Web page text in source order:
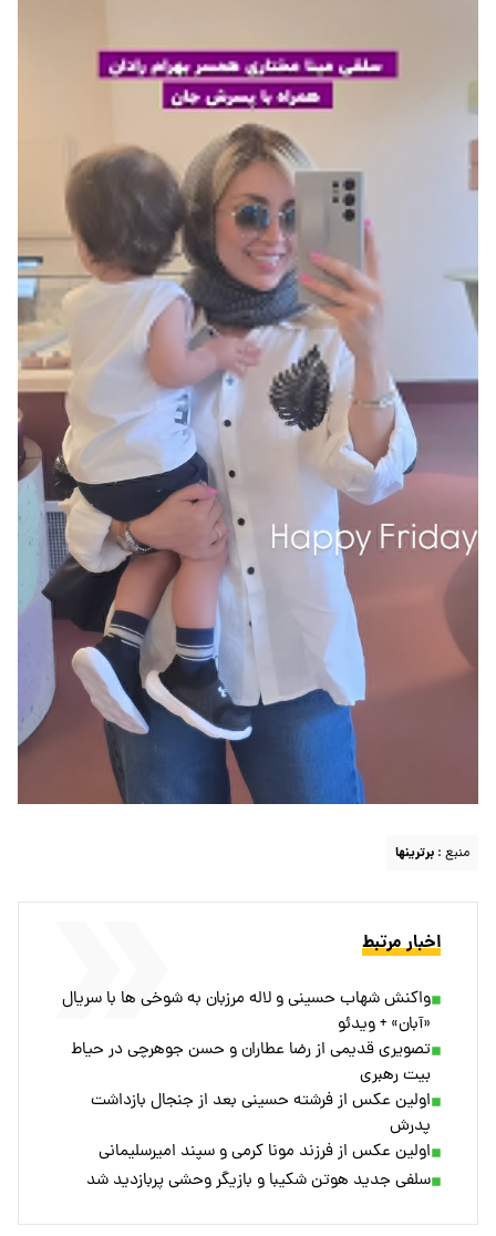
منبع : برترینها
اخبار مرتبط
واکنش شهاب حسینی و لاله مرزبان به شوخی ها با سریال
«آبان» + ویدئو
تصویری قدیمی از رضا عطاران و حسن جوهرچی در حیاط
بیت رهبری
اولین عکس از فرشته حسینی بعد از جنجال بازداشت
پدرش
اولین عکس از فرزند مونا کرمی و سپند امیرسلیمانی
سلفی جدید هوتن شکیبا و بازیگر وحشی پربازدید شد